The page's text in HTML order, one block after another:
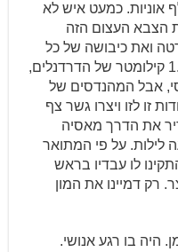
אוניות. כמעט איש לא
הצבא העצום הזה
ואת כיבושה של כל
יוון. היוונים קיוו שרצועת הים של 1.5 קילומטר של הדרדנלים,
אבל המהנדסים של
זו לזו ויצרו גשר צף
את הדרך מאסיה
לילות. על פי המתואר
לו עבדיו בראש
רק דמיינו את המון
היה בו רגע אנושי.